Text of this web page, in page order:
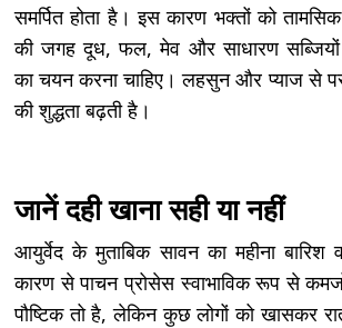
समर्पित होता है। इस कारण भक्तों को
की जगह दूध, फल, मेव और साधारण सब्जियों
का चयन करना चाहिए। लहसुन और प्याज से
की शुद्धता बढ़ती है।
जानें दही खाना सही या नहीं
आयुर्वेद के मुताबिक सावन का महीना बारिश
कारण से पाचन प्रोसेस स्वाभाविक रूप से
पौष्टिक तो है, लेकिन कुछ लोगों को खासकर